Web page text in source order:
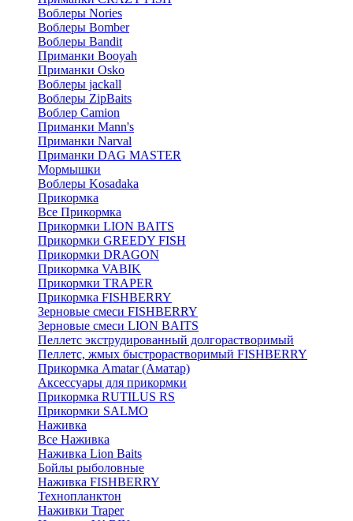
Воблеры Nories
Воблеры Bomber
Воблеры Bandit
Приманки Booyah
Приманки Osko
Воблеры jackall
Воблеры ZipBaits
Воблер Camion
Приманки Mann's
Приманки Narval
Приманки DAG MASTER
Мормышки
Воблеры Kosadaka
Прикормка
Все Прикормка
Прикормки LION BAITS
Прикормки GREEDY FISH
Прикормки DRAGON
Прикормка VABIK
Прикормки TRAPER
Прикормка FISHBERRY
Зерновые смеси FISHBERRY
Зерновые смеси LION BAITS
Пеллетс экструдированный долгорастворимый
Пеллетс, жмых быстрорастворимый FISHBERRY
Прикормка Amatar (Аматар)
Аксессуары для прикормки
Прикормка RUTILUS RS
Прикормки SALMO
Наживка
Все Наживка
Наживка Lion Baits
Бойлы рыболовные
Наживка FISHBERRY
Технопланктон
Наживки Traper